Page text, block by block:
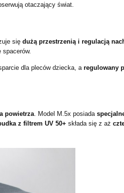
otaczający świat.
się dużą przestrzenią i regulacją
dla pleców dziecka, a regulowany
powietrza. Model M.5x posiada
z filtrem UV 50+ składa się z aż